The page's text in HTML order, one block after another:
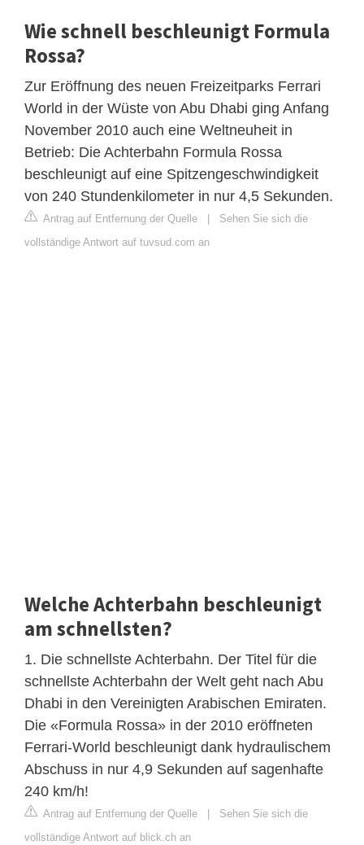
Wie schnell beschleunigt Formula
Rossa?
Zur Eröffnung des neuen Freizeitparks Ferrari
World in der Wüste von Abu Dhabi ging Anfang
November 2010 auch eine Weltneuheit in
Betrieb: Die Achterbahn Formula Rossa
beschleunigt auf eine Spitzengeschwindigkeit
von 240 Stundenkilometer in nur 4,5 Sekunden.
Antrag auf Entfernung der Quelle
Sehen Sie sich die
vollständige Antwort auf tuvsud.com an
Welche Achterbahn beschleunigt
am schnellsten?
1. Die schnellste Achterbahn. Der Titel für die
schnellste Achterbahn der Welt geht nach Abu
Dhabi in den Vereinigten Arabischen Emiraten.
Die «Formula Rossa» in der 2010 eröffneten
Ferrari-World beschleunigt dank hydraulischem
Abschuss in nur 4,9 Sekunden auf sagenhafte
240 km/h!
Antrag auf Entfernung der Quelle
Sehen Sie sich die
vollständige Antwort auf blick.ch an